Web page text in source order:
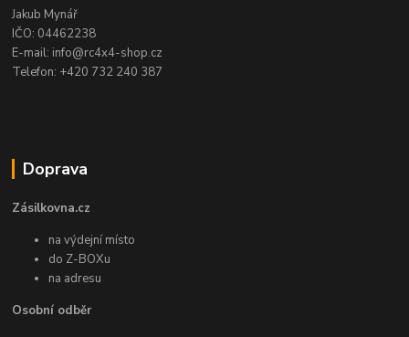
Jakub Mynář
IČO: 04462238
E-mail: info@rc4x4-shop.cz
Telefon: +420 732 240 387
Doprava
Zásilkovna.cz
na výdejní místo
do Z-BOXu
na adresu
Osobní odběr